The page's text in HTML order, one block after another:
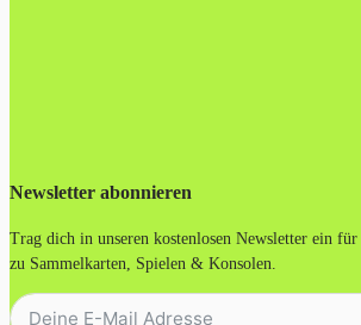
Newsletter abonnieren
Trag dich in unseren kostenlosen Newsletter ein
zu Sammelkarten, Spielen & Konsolen.